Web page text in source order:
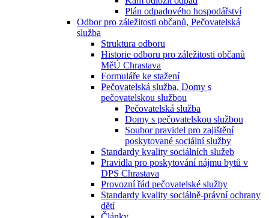
Plán odpadového hospodářství
Odbor pro záležitosti občanů, Pečovatelská
služba
Struktura odboru
Historie odboru pro záležitosti občanů
MěÚ Chrastava
Formuláře ke stažení
Pečovatelská služba, Domy s
pečovatelskou službou
Pečovatelská služba
Domy s pečovatelskou službou
Soubor pravidel pro zajištění
poskytované sociální služby
Standardy kvality sociálních služeb
Pravidla pro poskytování nájmu bytů v
DPS Chrastava
Provozní řád pečovatelské služby
Standardy kvality sociálně-právní ochrany
dětí